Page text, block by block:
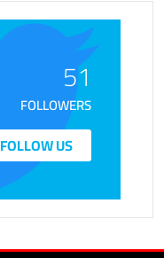
51
FOLLOWERS
FOLLOW US